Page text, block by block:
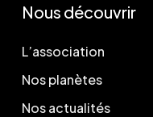
Nous découvrir
L’association
Nos planètes
Nos actualités